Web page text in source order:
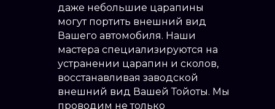
даже небольшие царапины
могут портить внешний вид
Вашего автомобиля. Наши
мастера специализируются на
устранении царапин и сколов,
восстанавливая заводской
внешний вид Вашей Тойоты. Мы
проводим не только